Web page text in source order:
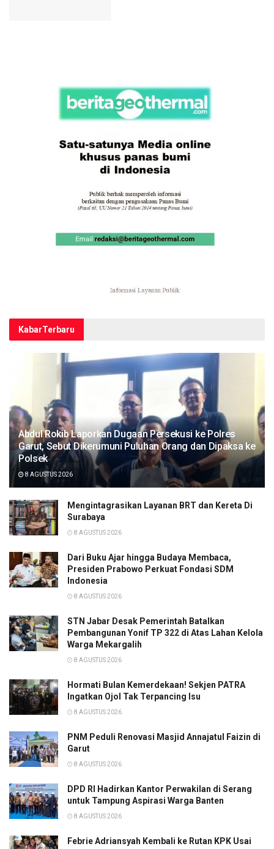
KabarTerbaru
Abdul Rokib Laporkan Dugaan Persekusi ke Polres
Garut, Sebut Dikerumuni Puluhan Orang dan Dipaksa ke
Polsek
8 AGUSTUS 2026
Mengintagrasikan Layanan BRT dan Kereta Di
Surabaya
8 AGUSTUS 2026
Dari Buku Ajar hingga Budaya Membaca,
Presiden Prabowo Perkuat Fondasi SDM
Indonesia
8 AGUSTUS 2026
STN Jabar Desak Pemerintah Batalkan
Pembangunan Yonif TP 322 di Atas Lahan Kelola
Warga Mekargalih
8 AGUSTUS 2026
Hormati Bulan Kemerdekaan! Sekjen PATRA
Ingatkan Ojol Tak Terpancing Isu
8 AGUSTUS 2026
PNM Peduli Renovasi Masjid Annajatul Faizin di
Garut
8 AGUSTUS 2026
DPD RI Hadirkan Kantor Perwakilan di Serang
untuk Tampung Aspirasi Warga Banten
8 AGUSTUS 2026
Febrie Adriansyah Kembali ke Rutan KPK Usai